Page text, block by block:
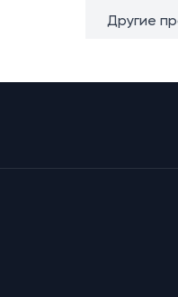
Другие